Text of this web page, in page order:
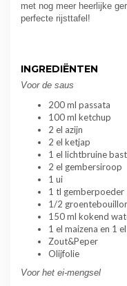
met nog meer heerlijke
perfecte rijsttafel!
INGREDIËNTEN
Voor de saus
200 ml passata
100 ml ketchup
2 el azijn
2 el ketjap
1 el lichtbruine
2 el gembersiroop
1 ui
1 tl gemberpoeder
1/2
150 ml kokend
1 el maizena en 1
Zout&Peper
Olijfolie
Voor het ei-mengsel